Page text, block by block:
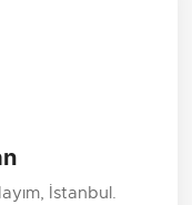
İstanbul.